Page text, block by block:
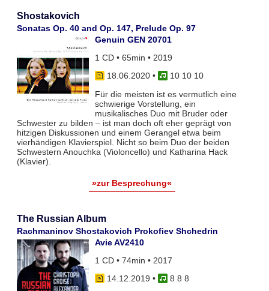
Shostakovich
Sonatas Op. 40 and Op. 147, Prelude Op. 97
Genuin GEN 20701
1 CD • 65min • 2019
18.06.2020•
10 10 10
Für die meisten ist es vermutlich eine
schwierige Vorstellung, ein
musikalisches Duo mit Bruder oder
Schwester zu bilden – ist man doch oft eher geprägt von
hitzigen Diskussionen und einem Gerangel etwa beim
vierhändigen Klavierspiel. Nicht so beim Duo der beiden
Schwestern Anouchka (Violoncello) und Katharina Hack
(Klavier).
»zur Besprechung«
The Russian Album
Rachmaninov Shostakovich Prokofiev Shchedrin
Avie AV2410
1 CD • 74min • 2017
14.12.2019 •
8 8 8